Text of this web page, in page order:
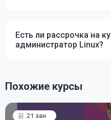
Есть ли рассрочка на
администратор Linux?
Похожие курсы
21 зан